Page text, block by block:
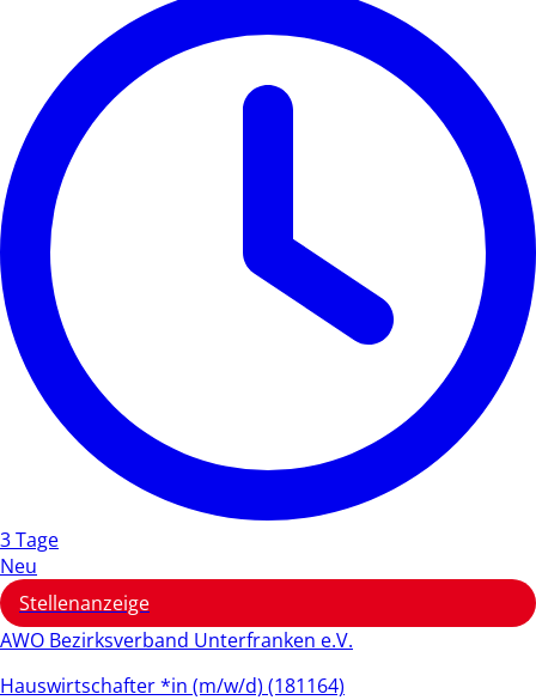
3 Tage
Neu
Stellenanzeige
AWO Bezirksverband Unterfranken e.V.
Hauswirtschafter *in (m/w/d) (181164)